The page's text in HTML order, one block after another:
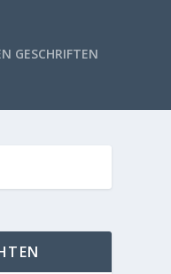
GESCHRIFTEN